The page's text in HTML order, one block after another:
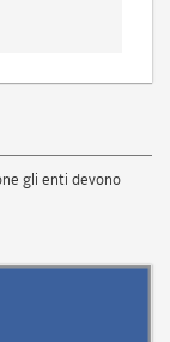
gli enti devono